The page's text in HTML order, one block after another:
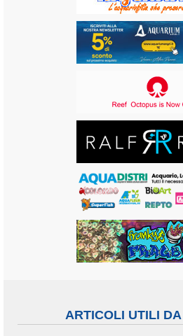
ARTICOLI UTILI